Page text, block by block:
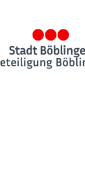
Stadt
Webseiten